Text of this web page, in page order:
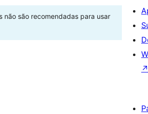
não são recomendadas para usar
↗